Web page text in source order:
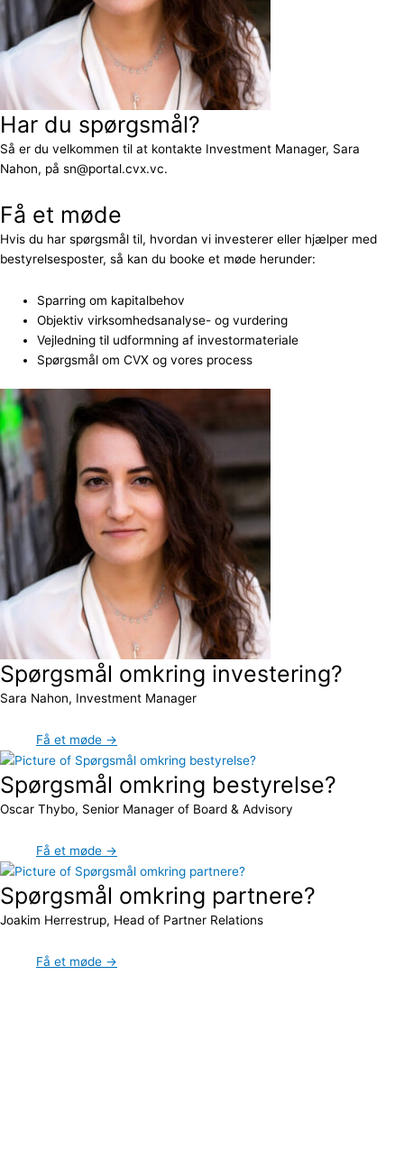
Har du spørgsmål?
Så er du velkommen til at kontakte Investment Manager, Sara
Nahon, på sn@portal.cvx.vc.
Få et møde
Hvis du har spørgsmål til, hvordan vi investerer eller hjælper med
bestyrelsesposter, så kan du booke et møde herunder:
Sparring om kapitalbehov
Objektiv virksomhedsanalyse- og vurdering
Vejledning til udformning af investormateriale
Spørgsmål om CVX og vores process
Spørgsmål omkring investering?
Sara Nahon, Investment Manager
Få et møde →
Spørgsmål omkring bestyrelse?
Oscar Thybo, Senior Manager of Board & Advisory
Få et møde →
Spørgsmål omkring partnere?
Joakim Herrestrup, Head of Partner Relations
Få et møde →